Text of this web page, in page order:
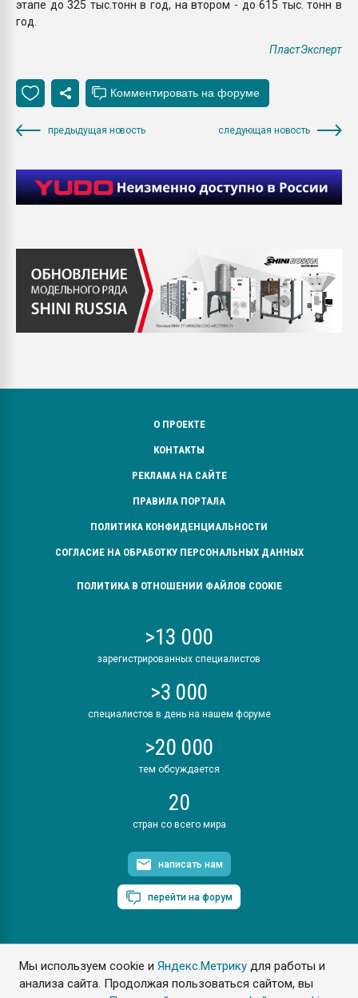
Мы используем cookie иЯндекс.Метрику для работы и
анализа сайта. Продолжая пользоваться сайтом, вы
этапе до 325 тыс.тонн в год, на втором - до 615 тыс. тонн в
год.
ПластЭксперт
предыдущая новость следующая новость
О ПРОЕКТЕ
КОНТАКТЫ
РЕКЛАМА НА САЙТЕ
ПРАВИЛА ПОРТАЛА
ПОЛИТИКА КОНФИДЕНЦИАЛЬНОСТИ
СОГЛАСИЕ НА ОБРАБОТКУ ПЕРСОНАЛЬНЫХ ДАННЫХ
ПОЛИТИКА В ОТНОШЕНИИ ФАЙЛОВ COOKIE
>13 000
зарегистрированных специалистов
>3 000
специалистов в день на нашем форуме
>20 000
тем обсуждается
20
стран со всего мира
написать нам
перейти на форум
ПластЭксперт © 2006. Все права защищены
Разрешается копирование материалов сайта с обязательной